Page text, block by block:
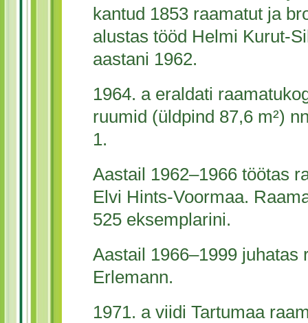
kantud 1853 raamatut ja
alustas tööd Helmi Kurut-
aastani 1962.
1964. a eraldati
ruumid (üldpind 87,6 m²)
1.
Aastail 1962–1966 töötas
Elvi Hints-Voormaa.
525 eksemplarini.
Aastail 1966–1999 juhatas
Erlemann.
1971. a viidi Tartumaa